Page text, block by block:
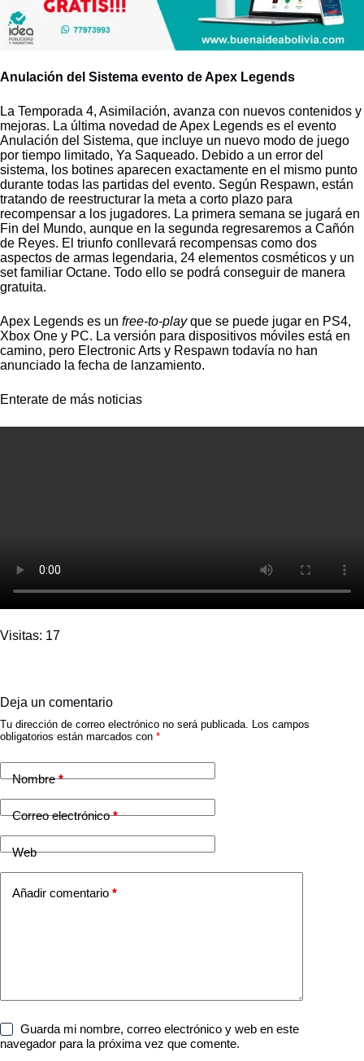
Anulación del Sistema evento de Apex Legends
La Temporada 4, Asimilación, avanza con nuevos contenidos y
mejoras. La última novedad de Apex Legends es el evento
Anulación del Sistema, que incluye un nuevo modo de juego
por tiempo limitado, Ya Saqueado. Debido a un error del
sistema, los botines aparecen exactamente en el mismo punto
durante todas las partidas del evento. Según Respawn, están
tratando de reestructurar la meta a corto plazo para
recompensar a los jugadores. La primera semana se jugará en
Fin del Mundo, aunque en la segunda regresaremos a Cañón
de Reyes. El triunfo conllevará recompensas como dos
aspectos de armas legendaria, 24 elementos cosméticos y un
set familiar Octane. Todo ello se podrá conseguir de manera
gratuita.
Apex Legends es un free-to-playque se puede jugar en PS4,
Xbox One y PC. La versión para dispositivos móviles está en
camino, pero Electronic Arts y Respawn todavía no han
anunciado la fecha de lanzamiento.
Enterate de más noticias
Visitas: 17
Deja un comentario
Tu dirección de correo electrónico no será publicada. Los campos
obligatorios están marcados con *
Nombre*
Correo electrónico*
Web
Añadir comentario *
Guarda mi nombre, correo electrónico y web en este
navegador para la próxima vez que comente.